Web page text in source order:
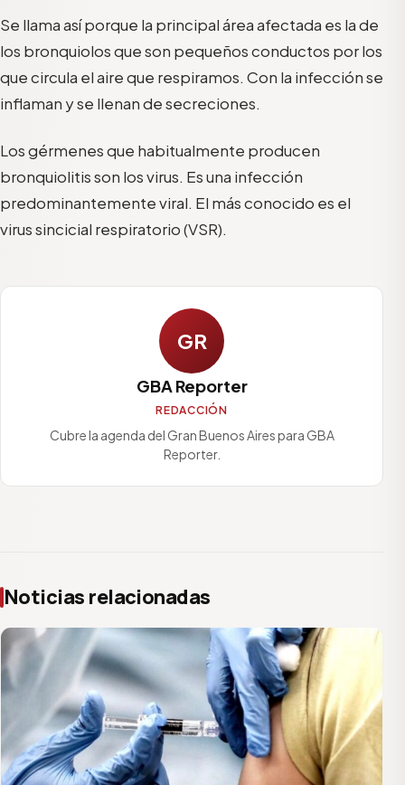
Se llama así porque la principal área afectada es la de
los bronquiolos que son pequeños conductos por los
que circula el aire que respiramos. Con la infección se
inflaman y se llenan de secreciones.
Los gérmenes que habitualmente producen
bronquiolitis son los virus. Es una infección
predominantemente viral. El más conocido es el
virus sincicial respiratorio (VSR).
GR
GBA Reporter
REDACCIÓN
Cubre la agenda del Gran Buenos Aires para GBA
Reporter.
Noticias relacionadas